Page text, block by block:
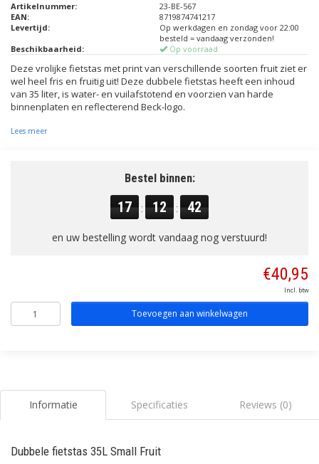
Artikelnummer:
23-BE-567
EAN:
8719874741217
Levertijd:
Op werkdagen en zondag voor 22:00
besteld = vandaag verzonden!
Beschikbaarheid:
Op voorraad
Deze vrolijke fietstas met print van verschillende soorten fruit ziet er
wel heel fris en fruitig uit! Deze dubbele fietstas heeft een inhoud
van 35 liter, is water- en vuilafstotend en voorzien van harde
binnenplaten en reflecterend Beck-logo.
Lees meer
Bestel binnen:
17 : 12 : 41
en uw bestelling wordt vandaag nog verstuurd!
€40,95
Incl. btw
Toevoegen aan winkelwagen
Informatie Specificaties Reviews (0)
Dubbele fietstas 35L Small Fruit